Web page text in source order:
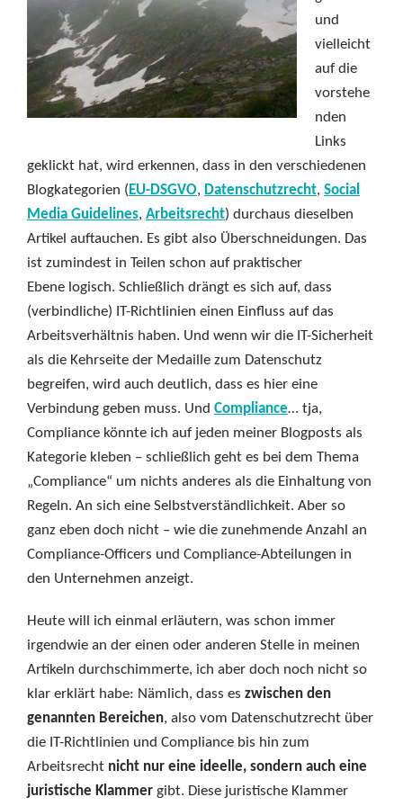
und
vielleicht
auf die
vorstehe
nden
Links
geklickt hat, wird erkennen, dass in den verschiedenen
Blogkategorien ( EU-DSGVO, Datenschutzrecht, Social
Media Guidelines, Arbeitsrecht) durchaus dieselben
Artikel auftauchen. Es gibt also Überschneidungen. Das
ist zumindest in Teilen schon auf praktischer
Ebene logisch. Schließlich drängt es sich auf, dass
(verbindliche) IT-Richtlinien einen Einfluss auf das
Arbeitsverhältnis haben. Und wenn wir die IT-Sicherheit
als die Kehrseite der Medaille zum Datenschutz
begreifen, wird auch deutlich, dass es hier eine
Verbindung geben muss. Und Compliance… tja,
Compliance könnte ich auf jeden meiner Blogposts als
Kategorie kleben – schließlich geht es bei dem Thema
„Compliance“ um nichts anderes als die Einhaltung von
Regeln. An sich eine Selbstverständlichkeit. Aber so
ganz eben doch nicht – wie die zunehmende Anzahl an
Compliance-Officers und Compliance-Abteilungen in
den Unternehmen anzeigt.
Heute will ich einmal erläutern, was schon immer
irgendwie an der einen oder anderen Stelle in meinen
Artikeln durchschimmerte, ich aber doch noch nicht so
klar erklärt habe: Nämlich, dass es zwischen den
genannten Bereichen, also vom Datenschutzrecht über
die IT-Richtlinien und Compliance bis hin zum
Arbeitsrecht nicht nur eine ideelle, sondern auch eine
juristische Klammer gibt. Diese juristische Klammer